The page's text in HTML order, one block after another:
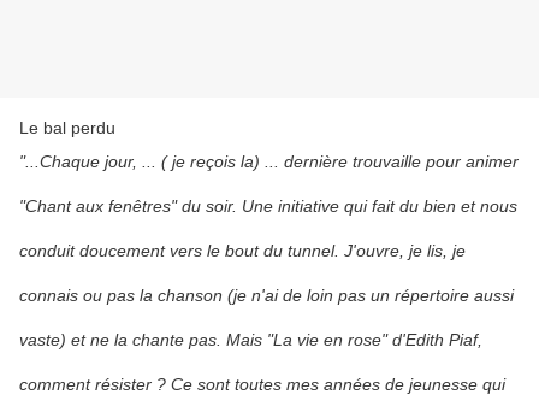
Le bal perdu
"...Chaque jour, ... ( je reçois la) ... dernière trouvaille pour animer
"Chant aux fenêtres" du soir. Une initiative qui fait du bien et nous
conduit doucement vers le bout du tunnel. J'ouvre, je lis, je
connais ou pas la chanson (je n'ai de loin pas un répertoire aussi
vaste) et ne la chante pas. Mais "La vie en rose" d'Edith Piaf,
comment résister ? Ce sont toutes mes années de jeunesse qui